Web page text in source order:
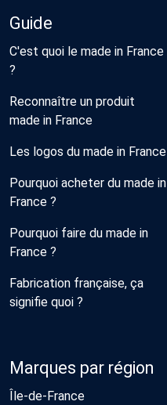
Guide
C'est quoi le made in France
?
Reconnaître un produit
made in France
Les logos du made in France
Pourquoi acheter du made in
France ?
Pourquoi faire du made in
France ?
Fabrication française, ça
signifie quoi ?
Marques par région
Île-de-France